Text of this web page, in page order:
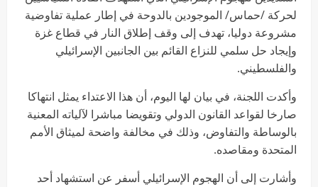
لحركة /حماس/ الموجودين بالدوحة في إطار عملية تفاوضية
مشروعة دوليا، تهدف إلى وقف إطلاق النار في قطاع غزة
وإيجاد حل سلمي للنزاع القائم بين الجانبين الإسرائيلي
والفلسطيني.
وأكدت اللجنة، في بيان لها اليوم، أن هذا الاعتداء يمثل انتهاكا
صارخا لقواعد القانون الدولي وتقويضا مباشرا لآلياته المعنية
بالوساطة والتفاوض، وذلك في مخالفة واضحة لميثاق الأمم
المتحدة ومقاصده.
وأشارت إلى أن الهجوم الإسرائيلي أسفر عن استشهاد أحد